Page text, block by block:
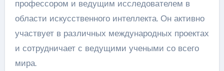
профессором и ведущим исследователем в
области искусственного интеллекта. Он активно
участвует в различных международных проектах
и сотрудничает с ведущими учеными со всего
мира.